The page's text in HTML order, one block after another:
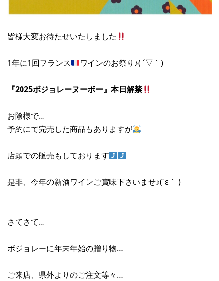
皆様大変お待たせいたしました
1年に1回フランス ワインのお祭り♪( ´▽｀)
『2025ボジョレーヌーボー』本日解禁
お陰様で…
予約にて完売した商品もありますが
店頭での販売もしております
是非、今年の新酒ワインご賞味下さいませ♪(´ε｀ )
さてさて…
ボジョレーに年末年始の贈り物…
ご来店、県外よりのご注文等々…